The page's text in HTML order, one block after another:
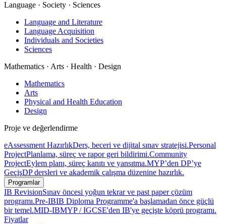
Language · Society · Sciences
Language and Literature
Language Acquisition
Individuals and Societies
Sciences
Mathematics · Arts · Health · Design
Mathematics
Arts
Physical and Health Education
Design
Proje ve değerlendirme
eAssessment HazırlıkDers, beceri ve dijital sınav stratejisi.Personal
ProjectPlanlama, süreç ve rapor geri bildirimi.Community
ProjectEylem planı, süreç kanıtı ve yansıtma.MYP’den DP’ye
GeçişDP dersleri ve akademik çalışma düzenine hazırlık.
Programlar
IB RevisionSınav öncesi yoğun tekrar ve past paper çözüm
programı.Pre-IBIB Diploma Programme'a başlamadan önce güçlü
bir temel.MID-IBMYP / IGCSE'den IB'ye geçişte köprü programı.
Fiyatlar